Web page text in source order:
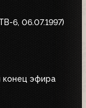
6, 06.07.1997)
конец эфира